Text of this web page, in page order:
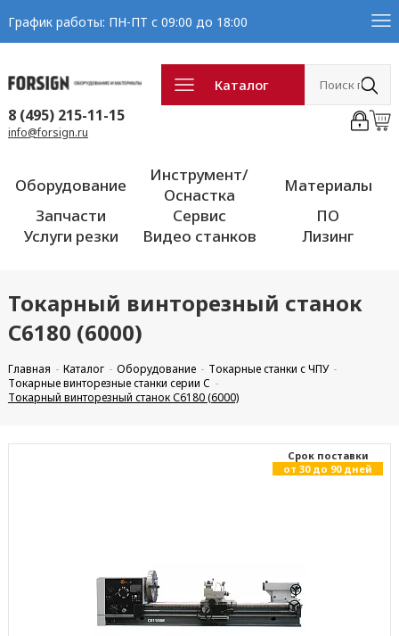
График работы: ПН-ПТ с 09:00 до 18:00
Каталог
8 (495) 215-11-15
info@forsign.ru
Оборудование
Инструмент/
Оснастка
Материалы
Запчасти
Сервис
ПО
Услуги резки
Видео станков Лизинг
Токарный винторезный станок
С6180 (6000)
Главная Каталог Оборудование
Токарные станки с ЧПУ
Токарные винторезные станки серии C
Токарный винторезный станок С6180 (6000)
Cрок поставки
от 30 до 90 дней